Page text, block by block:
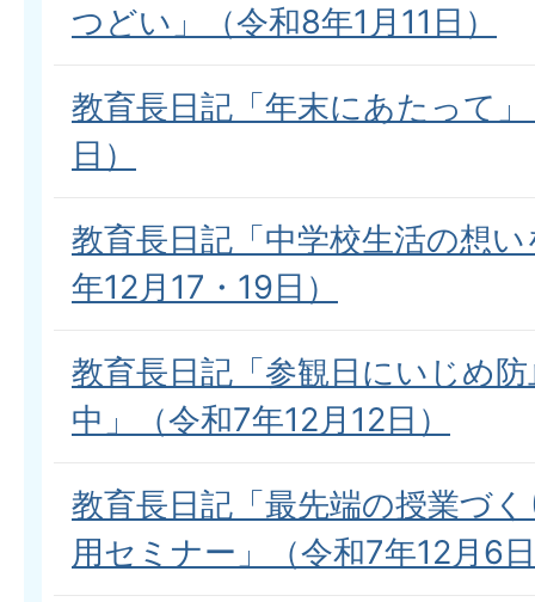
つどい」（令和8年1月11日）
教育長日記「年末にあたって
日）
教育長日記「中学校生活の想
年12月17・19日）
教育長日記「参観日にいじめ
中」（令和7年12月12日）
教育長日記「最先端の授業づ
用セミナー」（令和7年12月6